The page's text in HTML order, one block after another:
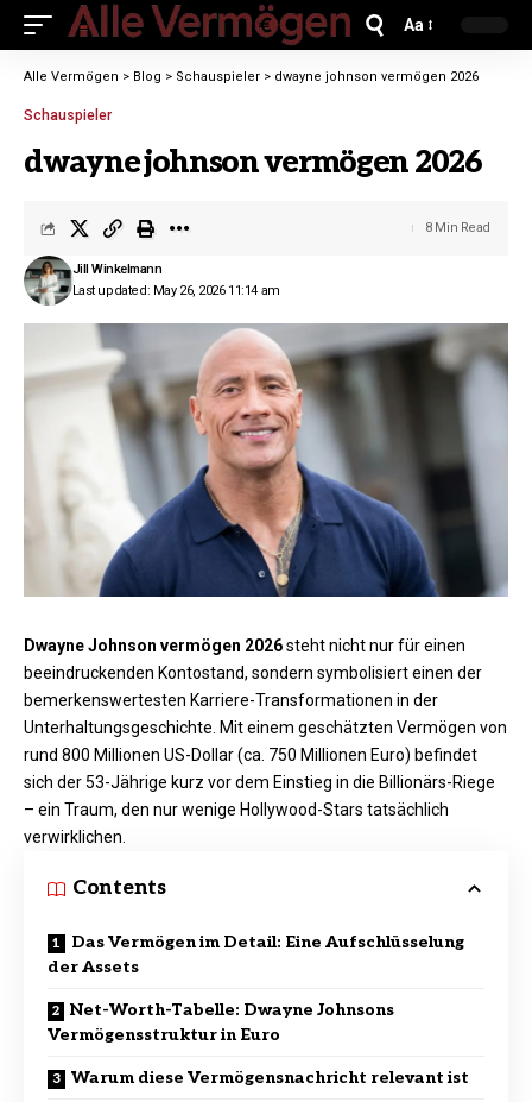
Aa
Alle Vermögen > Blog > Schauspieler > dwayne johnson vermögen 2026
Schauspieler
dwayne johnson vermögen 2026
Last updated: May 26, 2026 11:14 am
Jill Winkelmann
8 Min Read
Dwayne Johnson vermögen 2026steht nicht nur für einen
beeindruckenden Kontostand, sondern symbolisiert einen der
bemerkenswertesten Karriere-Transformationen in der
Unterhaltungsgeschichte. Mit einem geschätzten Vermögen von
rund 800 Millionen US-Dollar (ca. 750 Millionen Euro) befindet
sich der 53-Jährige kurz vor dem Einstieg in die Billionärs-Riege
– ein Traum, den nur wenige Hollywood-Stars tatsächlich
verwirklichen.
Contents
Das Vermögen im Detail: Eine Aufschlüsselung
der Assets
Net-Worth-Tabelle: Dwayne Johnsons
Vermögensstruktur in Euro
Warum diese Vermögensnachricht relevant ist